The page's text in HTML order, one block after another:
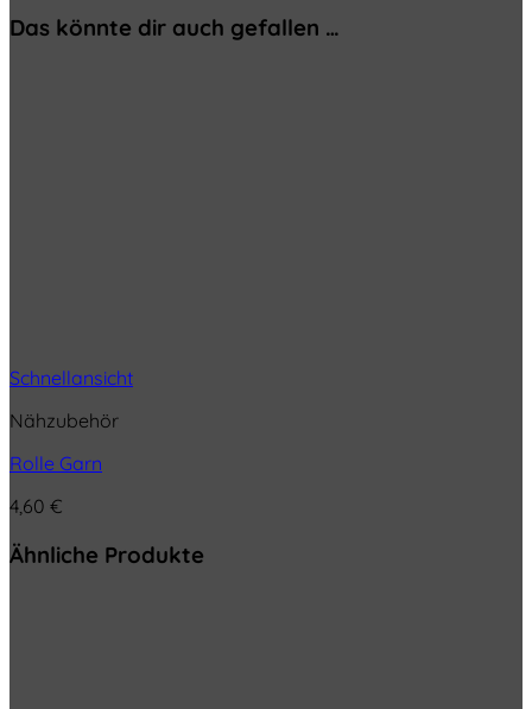
Das könnte dir auch gefallen …
Schnellansicht
Nähzubehör
Rolle Garn
4,60 €
Ähnliche Produkte